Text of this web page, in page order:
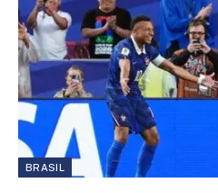
BRASIL